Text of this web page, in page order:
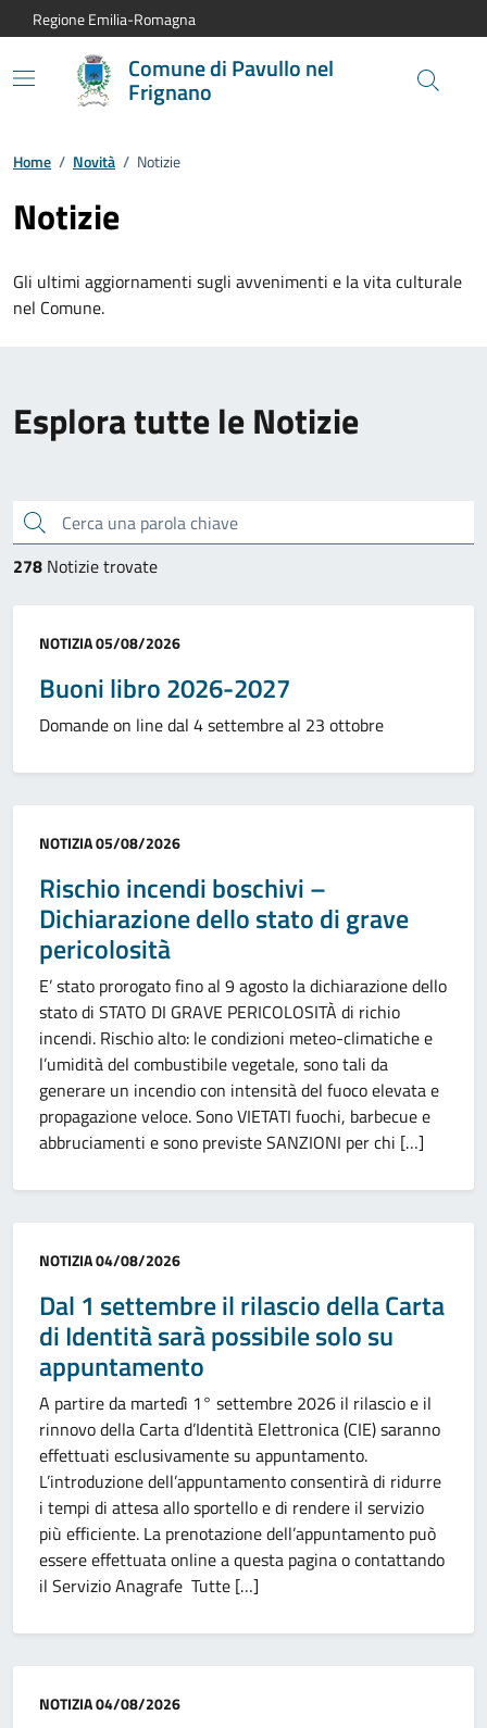
Vai al contenuto principale
Vai alla navigazione del sito
Vai al piede di pagina
Regione Emilia-Romagna
Comune di Pavullo nel
Frignano
Home / Novità / Notizie
Notizie
Gli ultimi aggiornamenti sugli avvenimenti e la vita culturale
nel Comune.
Esplora tutte le Notizie
Cerca una parola chiave
278 Notizie trovate
Categoria:
NOTIZIA05/08/2026
Buoni libro 2026-2027
Domande on line dal 4 settembre al 23 ottobre
Categoria:
NOTIZIA05/08/2026
Rischio incendi boschivi –
Dichiarazione dello stato di grave
pericolosità
E’ stato prorogato fino al 9 agosto la dichiarazione dello
stato di STATO DI GRAVE PERICOLOSITÀ di richio
incendi. Rischio alto: le condizioni meteo-climatiche e
l’umidità del combustibile vegetale, sono tali da
generare un incendio con intensità del fuoco elevata e
propagazione veloce. Sono VIETATI fuochi, barbecue e
abbruciamenti e sono previste SANZIONI per chi […]
Categoria:
NOTIZIA04/08/2026
Dal 1 settembre il rilascio della Carta
di Identità sarà possibile solo su
appuntamento
A partire da martedì 1° settembre 2026 il rilascio e il
rinnovo della Carta d’Identità Elettronica (CIE) saranno
effettuati esclusivamente su appuntamento.
L’introduzione dell’appuntamento consentirà di ridurre
i tempi di attesa allo sportello e di rendere il servizio
più efficiente. La prenotazione dell’appuntamento può
essere effettuata online a questa pagina o contattando
il Servizio Anagrafe Tutte […]
Categoria:
NOTIZIA04/08/2026